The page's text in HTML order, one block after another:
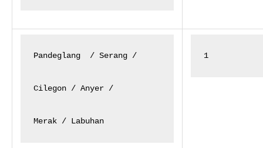
Pandeglang / Serang /
Cilegon / Anyer /
Merak / Labuhan
1